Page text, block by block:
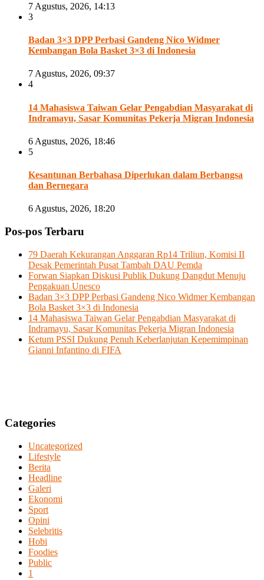
7 Agustus, 2026, 14:13
3
Badan 3×3 DPP Perbasi Gandeng Nico Widmer
Kembangan Bola Basket 3×3 di Indonesia
7 Agustus, 2026, 09:37
4
14 Mahasiswa Taiwan Gelar Pengabdian Masyarakat di
Indramayu, Sasar Komunitas Pekerja Migran Indonesia
6 Agustus, 2026, 18:46
5
Kesantunan Berbahasa Diperlukan dalam Berbangsa
dan Bernegara
6 Agustus, 2026, 18:20
Pos-pos Terbaru
79 Daerah Kekurangan Anggaran Rp14 Triliun, Komisi II
Desak Pemerintah Pusat Tambah DAU Pemda
Forwan Siapkan Diskusi Publik Dukung Dangdut Menuju
Pengakuan Unesco
Badan 3×3 DPP Perbasi Gandeng Nico Widmer Kembangan
Bola Basket 3×3 di Indonesia
14 Mahasiswa Taiwan Gelar Pengabdian Masyarakat di
Indramayu, Sasar Komunitas Pekerja Migran Indonesia
Ketum PSSI Dukung Penuh Keberlanjutan Kepemimpinan
Gianni Infantino di FIFA
Categories
Uncategorized
Lifestyle
Berita
Headline
Galeri
Ekonomi
Sport
Opini
Selebritis
Hobi
Foodies
Public
1